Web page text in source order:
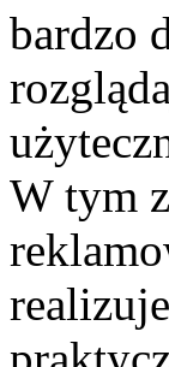
bardzo
W tym